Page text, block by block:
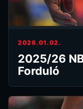
2026.01.02.
2025/26 NB
Forduló